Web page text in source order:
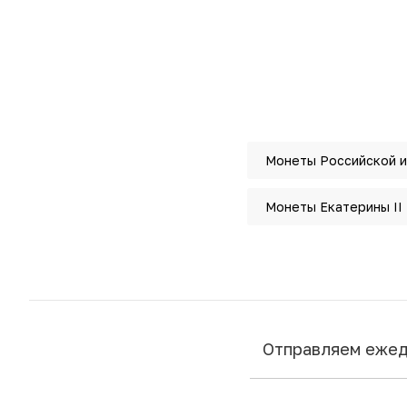
Монеты Российской
Монеты Екатерины II
Отправляем